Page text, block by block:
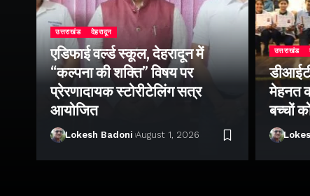
उत्तराखंड देहरादून
एडिफाई वर्ल्ड स्कूल, देहरादून में
“कल्पना की शक्ति” विषय पर
प्रेरणादायक स्टोरीटेलिंग सत्र
आयोजित
Lokesh Badoni August 1, 2026
उत्तराखंड
मेहनत
बच्चों